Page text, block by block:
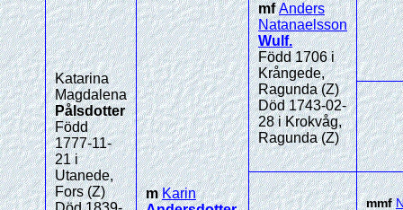
Katarina
Magdalena
Pålsdotter
Född
1777-11-
21 i
Utanede,
Fors (Z)
mKarin
mfAnders
Natanaelsson
Wulf.
Född 1706 i
Krångede,
Ragunda (Z)
Död 1743-02-
28 i Krokvåg,
Ragunda (Z)
mmf